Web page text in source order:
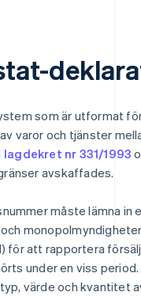
som är utformat
varor och tjänster
lagdekret nr 331/1993
avskaffades.
måste lämna in
för att rapportera
under en viss
värde och kvantitet